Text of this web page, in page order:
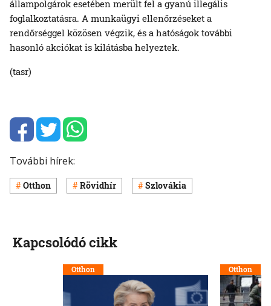
állampolgárok esetében merült fel a gyanú illegális
foglalkoztatásra. A munkaügyi ellenőrzéseket a
rendőrséggel közösen végzik, és a hatóságok további
hasonló akciókat is kilátásba helyeztek.
(tasr)
További hírek:
Otthon Rövidhír Szlovákia
Kapcsolódó cikk
Otthon Otthon